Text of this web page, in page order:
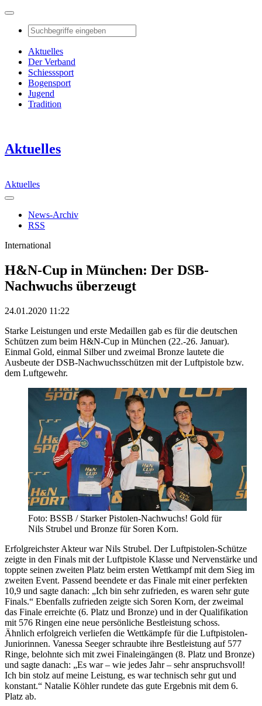
Aktuelles
Der Verband
Schiesssport
Bogensport
Jugend
Tradition
Aktuelles
Aktuelles
News-Archiv
RSS
International
H&N-Cup in München: Der DSB-
Nachwuchs überzeugt
24.01.2020 11:22
Starke Leistungen und erste Medaillen gab es für die deutschen
Schützen zum beim H&N-Cup in München (22.-26. Januar).
Einmal Gold, einmal Silber und zweimal Bronze lautete die
Ausbeute der DSB-Nachwuchsschützen mit der Luftpistole bzw.
dem Luftgewehr.
Foto: BSSB / Starker Pistolen-Nachwuchs! Gold für
Nils Strubel und Bronze für Soren Korn.
Erfolgreichster Akteur war Nils Strubel. Der Luftpistolen-Schütze
zeigte in den Finals mit der Luftpistole Klasse und Nervenstärke und
toppte seinen zweiten Platz beim ersten Wettkampf mit dem Sieg im
zweiten Event. Passend beendete er das Finale mit einer perfekten
10,9 und sagte danach: „Ich bin sehr zufrieden, es waren sehr gute
Finals.“ Ebenfalls zufrieden zeigte sich Soren Korn, der zweimal
das Finale erreichte (6. Platz und Bronze) und in der Qualifikation
mit 576 Ringen eine neue persönliche Bestleistung schoss.
Ähnlich erfolgreich verliefen die Wettkämpfe für die Luftpistolen-
Juniorinnen. Vanessa Seeger schraubte ihre Bestleistung auf 577
Ringe, belohnte sich mit zwei Finaleingängen (8. Platz und Bronze)
und sagte danach: „Es war – wie jedes Jahr – sehr anspruchsvoll!
Ich bin stolz auf meine Leistung, es war technisch sehr gut und
konstant.“ Natalie Köhler rundete das gute Ergebnis mit dem 6.
Platz ab.